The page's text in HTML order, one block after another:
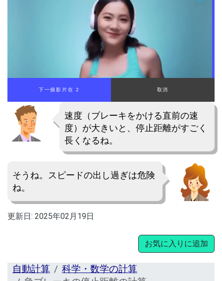
下一個影片在 2 取消
速度（ブレーキをかける直前の速
度）が大きいと、停止距離がすごく
長くなるね。
そうね。スピードの出し過ぎは危険
ね。
更新日: 2025年02月19日
お気に入りに追加
自動計算
科学・数学の計算